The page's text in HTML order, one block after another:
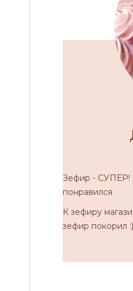
Зефир - СУПЕР!
понравился
К зефиру
зефир покорил :)